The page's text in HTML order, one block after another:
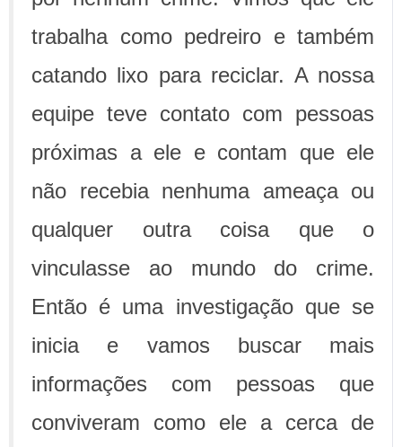
trabalha como pedreiro e também
catando lixo para reciclar. A nossa
equipe teve contato com pessoas
próximas a ele e contam que ele
não recebia nenhuma ameaça ou
qualquer outra coisa que o
vinculasse ao mundo do crime.
Então é uma investigação que se
inicia e vamos buscar mais
informações com pessoas que
conviveram como ele a cerca de